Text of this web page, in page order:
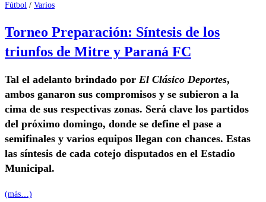
Fútbol / Varios
Torneo Preparación: Síntesis de los
triunfos de Mitre y Paraná FC
Tal el adelanto brindado por El Clásico Deportes,
ambos ganaron sus compromisos y se subieron a la
cima de sus respectivas zonas. Será clave los partidos
del próximo domingo, donde se define el pase a
semifinales y varios equipos llegan con chances. Estas
las síntesis de cada cotejo disputados en el Estadio
Municipal.
(más…)